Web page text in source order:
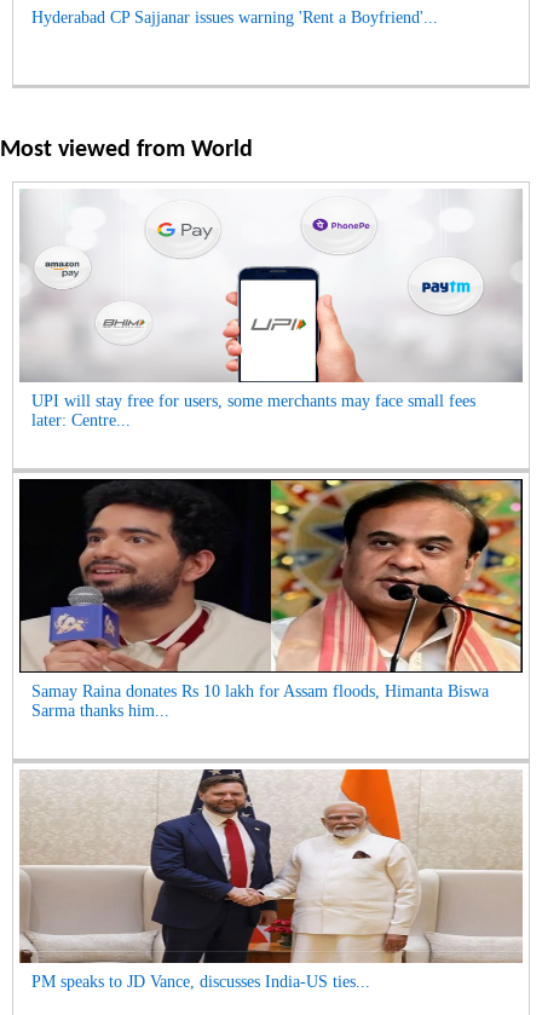
Hyderabad CP Sajjanar issues warning 'Rent a Boyfriend'...
Most viewed from World
UPI will stay free for users, some merchants may face small fees
later: Centre...
Samay Raina donates Rs 10 lakh for Assam floods, Himanta Biswa
Sarma thanks him...
PM speaks to JD Vance, discusses India-US ties...